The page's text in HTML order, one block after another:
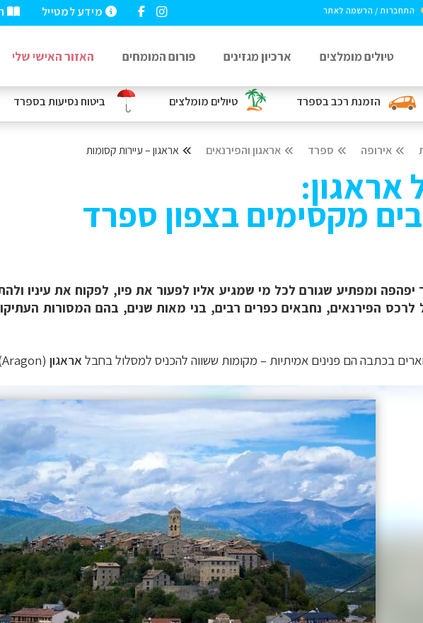
הזמנת רכבבספרד טיולים מומלצים ביטוח נסיעותבספרד
מידע למטייל התחברות / הרשמה לאתר
טיולים מומלצים ארכיון מגזינים פורום המומחים האזור האישי שלי
אירופה ספרד אראגון והפירנאים אראגון – עיירות קסומות
אראגון:
מקסימים בצפון ספרד
יפהפה ומפתיע שגורם לכל מי שמגיע אליו לפעור את פיו, לפקוח את עיניו
הפירנאים, נחבאים כפרים רבים, בני מאות שנים, בהם המסורות
בכתבה הם פנינים אמיתיות – מקומות ששווה להכניס למסלולבחבל אראגון (Aragon)